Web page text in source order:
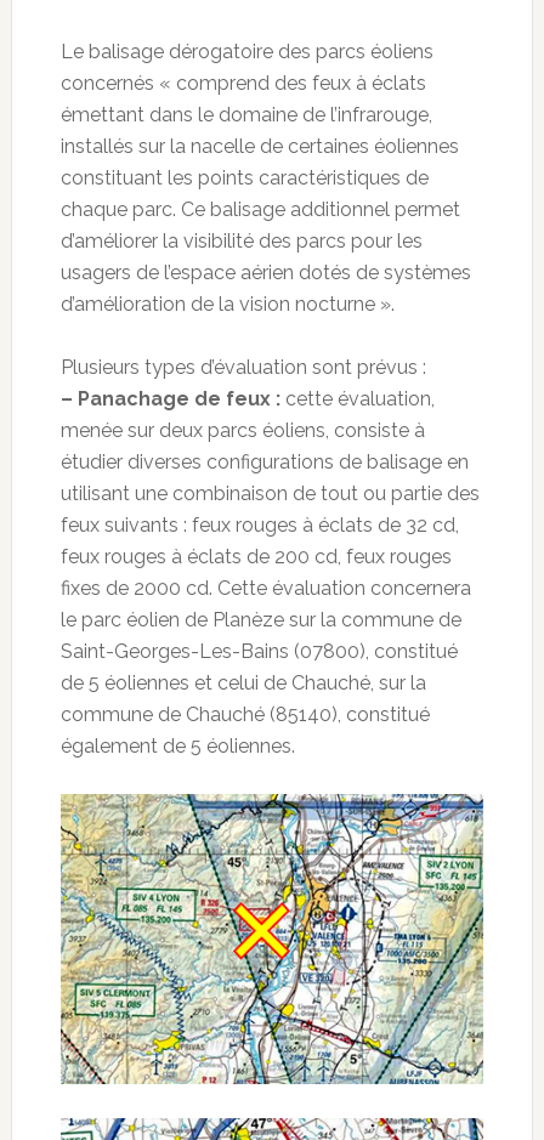
Le balisage dérogatoire des parcs éoliens
concernés « comprend des feux à éclats
émettant dans le domaine de l’infrarouge,
installés sur la nacelle de certaines éoliennes
constituant les points caractéristiques de
chaque parc. Ce balisage additionnel permet
d’améliorer la visibilité des parcs pour les
usagers de l’espace aérien dotés de systèmes
d’amélioration de la vision nocturne ».
Plusieurs types d’évaluation sont prévus :
– Panachage de feux :cette évaluation,
menée sur deux parcs éoliens, consiste à
étudier diverses configurations de balisage en
utilisant une combinaison de tout ou partie des
feux suivants : feux rouges à éclats de 32 cd,
feux rouges à éclats de 200 cd, feux rouges
fixes de 2000 cd. Cette évaluation concernera
le parc éolien de Planèze sur la commune de
Saint-Georges-Les-Bains (07800), constitué
de 5 éoliennes et celui de Chauché, sur la
commune de Chauché (85140), constitué
également de 5 éoliennes.